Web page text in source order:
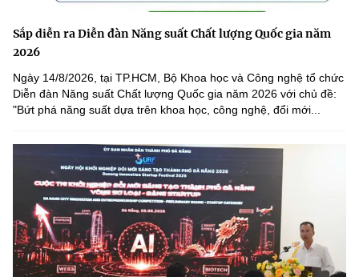
Sắp diễn ra Diễn đàn Năng suất Chất lượng Quốc gia năm
2026
Ngày 14/8/2026, tại TP.HCM, Bộ Khoa học và Công nghệ tổ chức
Diễn đàn Năng suất Chất lượng Quốc gia năm 2026 với chủ đề:
"Bứt phá năng suất dựa trên khoa học, công nghệ, đổi mới...